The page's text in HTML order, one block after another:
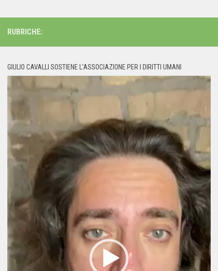
RUBRICHE:
GIULIO CAVALLI SOSTIENE L’ASSOCIAZIONE PER I DIRITTI UMANI
Player